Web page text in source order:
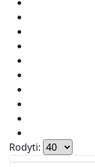
Rodyti: